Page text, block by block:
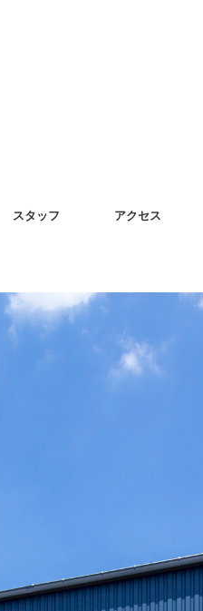
スタッフ アクセス